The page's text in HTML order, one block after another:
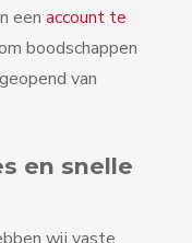
een account te
boodschappen
van
en snelle
wij vaste